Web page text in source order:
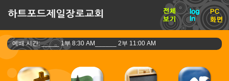
예배 시간: _____ 1부 8:30 AM______ 2부 11:00 AM